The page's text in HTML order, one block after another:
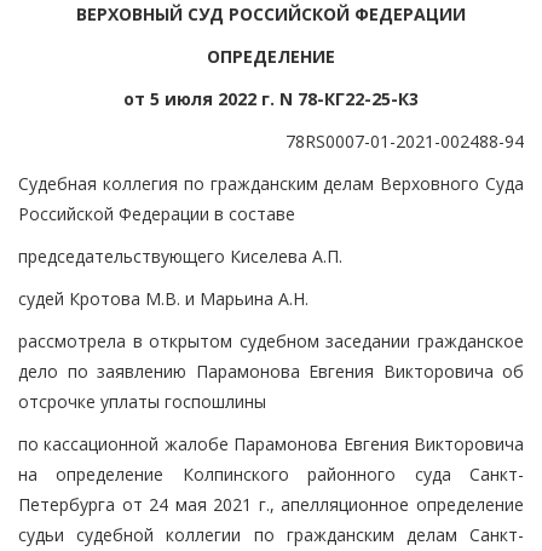
ВЕРХОВНЫЙ СУД РОССИЙСКОЙ ФЕДЕРАЦИИ
ОПРЕДЕЛЕНИЕ
от 5 июля 2022 г. N 78-КГ22-25-К3
78RS0007-01-2021-002488-94
Судебная коллегия по гражданским делам Верховного Суда
Российской Федерации в составе
председательствующего Киселева А.П.
судей Кротова М.В. и Марьина А.Н.
рассмотрела в открытом судебном заседании гражданское
дело по заявлению Парамонова Евгения Викторовича об
отсрочке уплаты госпошлины
по кассационной жалобе Парамонова Евгения Викторовича
на определение Колпинского районного суда Санкт-
Петербурга от 24 мая 2021 г., апелляционное определение
судьи судебной коллегии по гражданским делам Санкт-